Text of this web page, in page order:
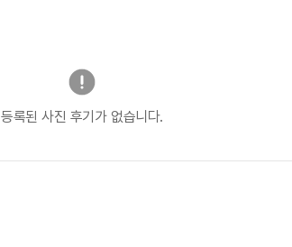
등록된 사진 후기가 없습니다.